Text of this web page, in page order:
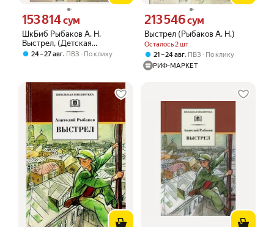
ШкБиб Рыбаков А. Н.
Выстрел, (Детская
литература, 2022), 7Бц,
Цена 153814 сум вместо
153 814сум
24 – 27 авг, ПВЗ По клику
Выстрел (Рыбаков А. Н.)
Осталось 2 шт
Цена 213546 сум вместо
213 546сум
21 – 24 авг, ПВЗ
По клику
РИФ-МАРКЕТ